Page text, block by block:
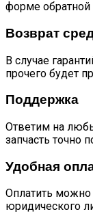
форме
Возврат
В случае
прочего будет
Поддержка
Ответим на
запчасть точно
Удобная
Оплатить можно
юридического